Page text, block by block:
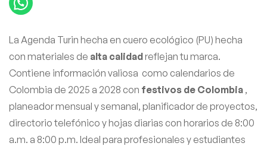
La Agenda Turin hecha en cuero ecológico (PU) hecha
con materiales de alta calidadreflejan tu marca.
Contiene información valiosa como calendarios de
Colombia de 2025 a 2028 con festivos de Colombia ,
planeador mensual y semanal, planificador de proyectos,
directorio telefónico y hojas diarias con horarios de 8:00
a.m. a 8:00 p.m. Ideal para profesionales y estudiantes